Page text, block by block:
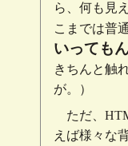
ら、何も見
こまでは普
いっても
きちんと触
が。）
ただ、
えば様々な